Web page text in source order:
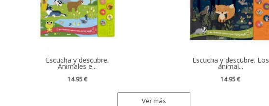
Escucha y descubre.
Animales e...
14.95 €
Escucha y descubre. Los
animal...
14.95 €
Ver más